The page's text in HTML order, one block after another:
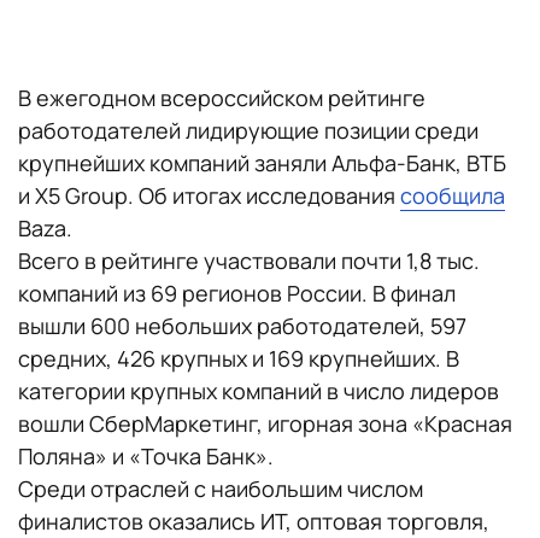
В ежегодном всероссийском рейтинге
работодателей лидирующие позиции среди
крупнейших компаний заняли Альфа-Банк, ВТБ
и X5 Group. Об итогах исследования сообщила
Baza.
Всего в рейтинге участвовали почти 1,8 тыс.
компаний из 69 регионов России. В финал
вышли 600 небольших работодателей, 597
средних, 426 крупных и 169 крупнейших. В
категории крупных компаний в число лидеров
вошли СберМаркетинг, игорная зона «Красная
Поляна» и «Точка Банк».
Среди отраслей с наибольшим числом
финалистов оказались ИТ, оптовая торговля,